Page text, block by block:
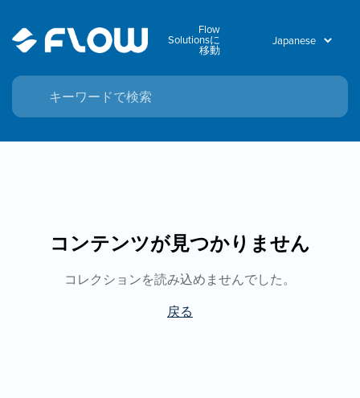
Flow
Solutionsに
移動
コンテンツが見つかりません
コレクションを読み込めませんでした。
戻る